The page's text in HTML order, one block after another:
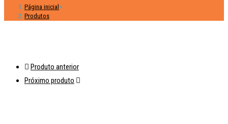
Página inicial >
Produtos
Produto anterior
Próximo produto